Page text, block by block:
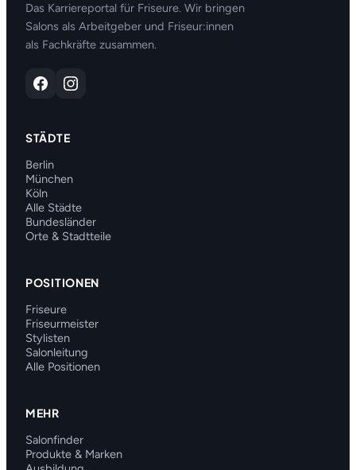
Das Karriereportal für Friseure. Wir bringen
Salons als Arbeitgeber und Friseur:innen
als Fachkräfte zusammen.
STÄDTE
Berlin
München
Köln
Alle Städte
Bundesländer
Orte & Stadtteile
POSITIONEN
Friseure
Friseurmeister
Stylisten
Salonleitung
Alle Positionen
MEHR
Salonfinder
Produkte & Marken